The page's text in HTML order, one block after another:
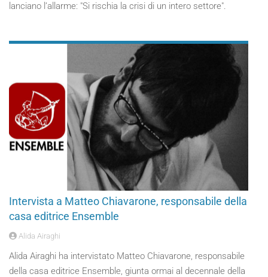
lanciano l’allarme: "Si rischia la crisi di un intero settore".
Intervista a Matteo Chiavarone, responsabile della
casa editrice Ensemble
Alida Airaghi
Alida Airaghi ha intervistato Matteo Chiavarone, responsabile
della casa editrice Ensemble, giunta ormai al decennale della